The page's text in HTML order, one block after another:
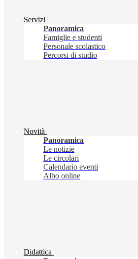
Servizi
Panoramica
Famiglie e studenti
Personale scolastico
Percorsi di studio
Novità
Panoramica
Le notizie
Le circolari
Calendario eventi
Albo online
Didattica